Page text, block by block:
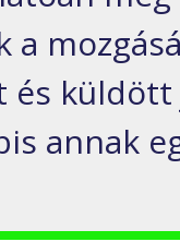
a
küldött
annak